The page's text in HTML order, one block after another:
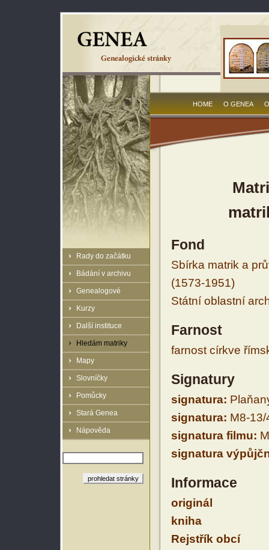
Rady do začátku
Bádání v archivu
Genealogové
Kurzy
Další instituce
Hledám matriky
Mapy
Slovníčky
Pomůcky
Stará Genea
Nápověda
HOME O GENEA
Fond
Sbírka matrik a
(1573-1951)
Státní oblastní
Farnost
farnost církve
Signatury
signatura:
signatura: M8-13/
signatura filmu:
signatura
Informace
originál
kniha
Rejstřík obcí